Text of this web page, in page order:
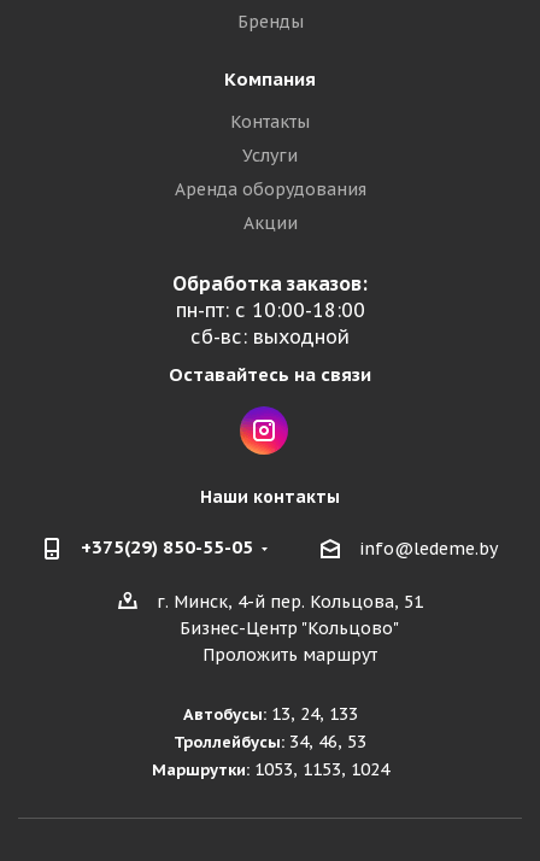
Бренды
Компания
Контакты
Услуги
Аренда оборудования
Акции
Обработка заказов:
пн-пт: с 10:00-18:00
сб-вс: выходной
Оставайтесь на связи
Наши контакты
+375(29) 850-55-05 info@ledeme.by
г. Минск, 4-й пер. Кольцова, 51
Бизнес-Центр "Кольцово"
Проложить маршрут
Автобусы:13, 24, 133
Троллейбусы: 34, 46, 53
Маршрутки:1053, 1153, 1024